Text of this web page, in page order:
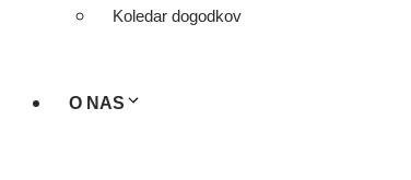
Koledar dogodkov
O NAS